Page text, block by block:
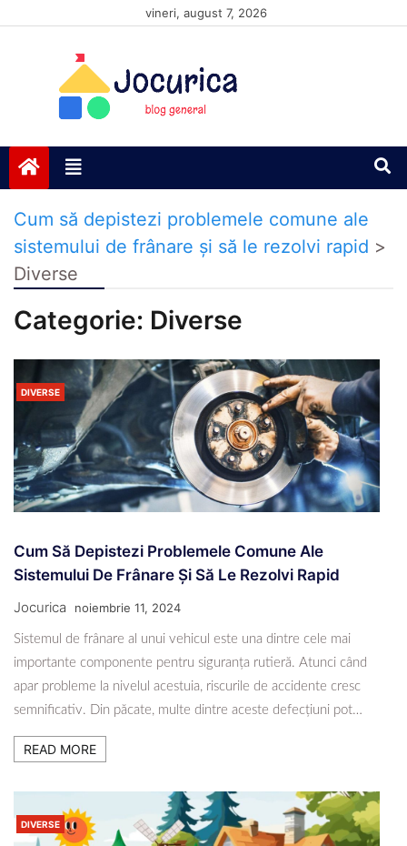
vineri, august 7, 2026
Jocurică blog
Cum să depistezi problemele comune ale
sistemului de frânare și să le rezolvi rapid >
Diverse
Categorie: Diverse
DIVERSE
Cum Să Depistezi Problemele Comune Ale
Sistemului De Frânare Și Să Le Rezolvi Rapid
Jocurica noiembrie 11, 2024
Sistemul de frânare al unui vehicul este una dintre cele mai
importante componente pentru siguranța rutieră. Atunci când
apar probleme la nivelul acestuia, riscurile de accidente cresc
semnificativ. Din păcate, multe dintre aceste defecțiuni pot…
READ MORE
DIVERSE